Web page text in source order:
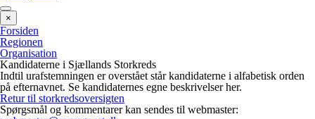
×
Forsiden
Regionen
Organisation
Kandidaterne i Sjællands Storkreds
Indtil urafstemningen er overstået står kandidaterne i alfabetisk orden
på efternavnet. Se kandidaternes egne beskrivelser her.
Retur til storkredsoversigten
Spørgsmål og kommentarer kan sendes til webmaster: